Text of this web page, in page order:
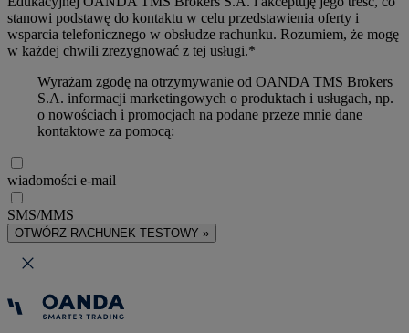
stanowi podstawę do kontaktu w celu przedstawienia oferty i
wsparcia telefonicznego w obsłudze rachunku. Rozumiem, że mogę
w każdej chwili zrezygnować z tej usługi.*
Wyrażam zgodę na otrzymywanie od OANDA TMS Brokers
S.A. informacji marketingowych o produktach i usługach, np.
o nowościach i promocjach na podane przeze mnie dane
kontaktowe za pomocą:
wiadomości e-mail
SMS/MMS
OTWÓRZ RACHUNEK TESTOWY »